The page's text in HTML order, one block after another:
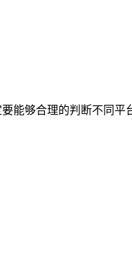
能够合理的判断不同